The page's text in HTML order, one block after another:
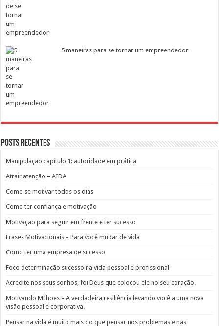
5 maneiras para se tornar um empreendedor
Posts recentes
Manipulação capítulo 1: autoridade em prática
Atrair atenção – AIDA
Como se motivar todos os dias
Como ter confiança e motivação
Motivação para seguir em frente e ter sucesso
Frases Motivacionais – Para você mudar de vida
Como ter uma empresa de sucesso
Foco determinação sucesso na vida pessoal e profissional
Acredite nos seus sonhos, foi Deus que colocou ele no seu coração.
Motivando Milhões – A verdadeira resiliência levando você a uma nova
visão pessoal e corporativa.
Pensar na vida é muito mais do que pensar nos problemas e nas